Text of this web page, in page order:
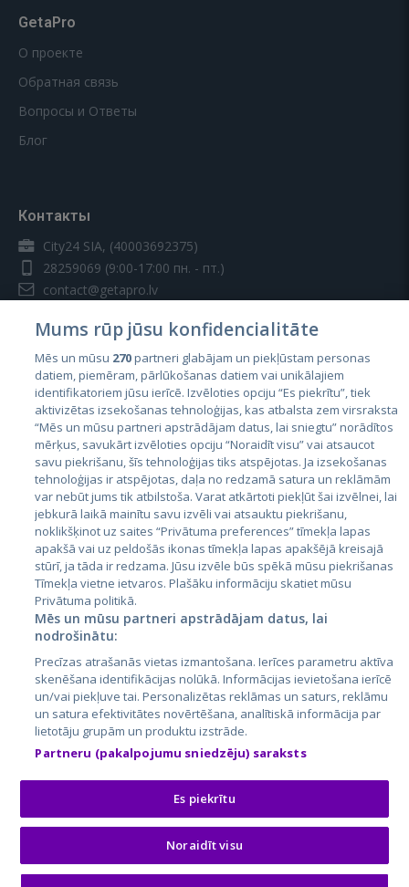
GetaPro
О проекте
Обратная связь
Вопросы и Ответы
Блог
Контакты
City24 SIA, (40003692375)
28259069 (9:00-17:00 пн. - пт.)
contact@getapro.lv
Страны
Эстония
Латвия
Литва
City24.lv
City24.ee
GetaPro.lv
GetaPro.ee
Skelbiu.lt
Autoplius.lt
Aruodas.lt
CVbankas.lt
Kainos.lt
Paslaugos.lt
auto24.ee
Osta.ee
KuldneBörs.ee
© 2026 GetaPro. Все права защищены.
Mums rūp jūsu konfidencialitāte
Mēs un mūsu 270partneri glabājam un piekļūstam personas
datiem, piemēram, pārlūkošanas datiem vai unikālajiem
identifikatoriem jūsu ierīcē. Izvēloties opciju “Es piekrītu”, tiek
aktivizētas izsekošanas tehnoloģijas, kas atbalsta zem virsraksta
“Mēs un mūsu partneri apstrādājam datus, lai sniegtu” norādītos
mērķus, savukārt izvēloties opciju “Noraidīt visu” vai atsaucot
savu piekrišanu, šīs tehnoloģijas tiks atspējotas. Ja izsekošanas
tehnoloģijas ir atspējotas, daļa no redzamā satura un reklāmām
var nebūt jums tik atbilstoša. Varat atkārtoti piekļūt šai izvēlnei, lai
jebkurā laikā mainītu savu izvēli vai atsauktu piekrišanu,
noklikšķinot uz saites “Privātuma preferences” tīmekļa lapas
apakšā vai uz peldošās ikonas tīmekļa lapas apakšējā kreisajā
stūrī, ja tāda ir redzama. Jūsu izvēle būs spēkā mūsu piekrišanas
Tīmekļa vietne ietvaros. Plašāku informāciju skatiet mūsu
Privātuma politikā.
Mēs un mūsu partneri apstrādājam datus, lai
nodrošinātu:
Precīzas atrašanās vietas izmantošana. Ierīces parametru aktīva
skenēšana identifikācijas nolūkā. Informācijas ievietošana ierīcē
un/vai piekļuve tai. Personalizētas reklāmas un saturs, reklāmu
un satura efektivitātes novērtēšana, analītiskā informācija par
lietotāju grupām un produktu izstrāde.
Partneru (pakalpojumu sniedzēju) saraksts
Es piekrītu
Noraidīt visu